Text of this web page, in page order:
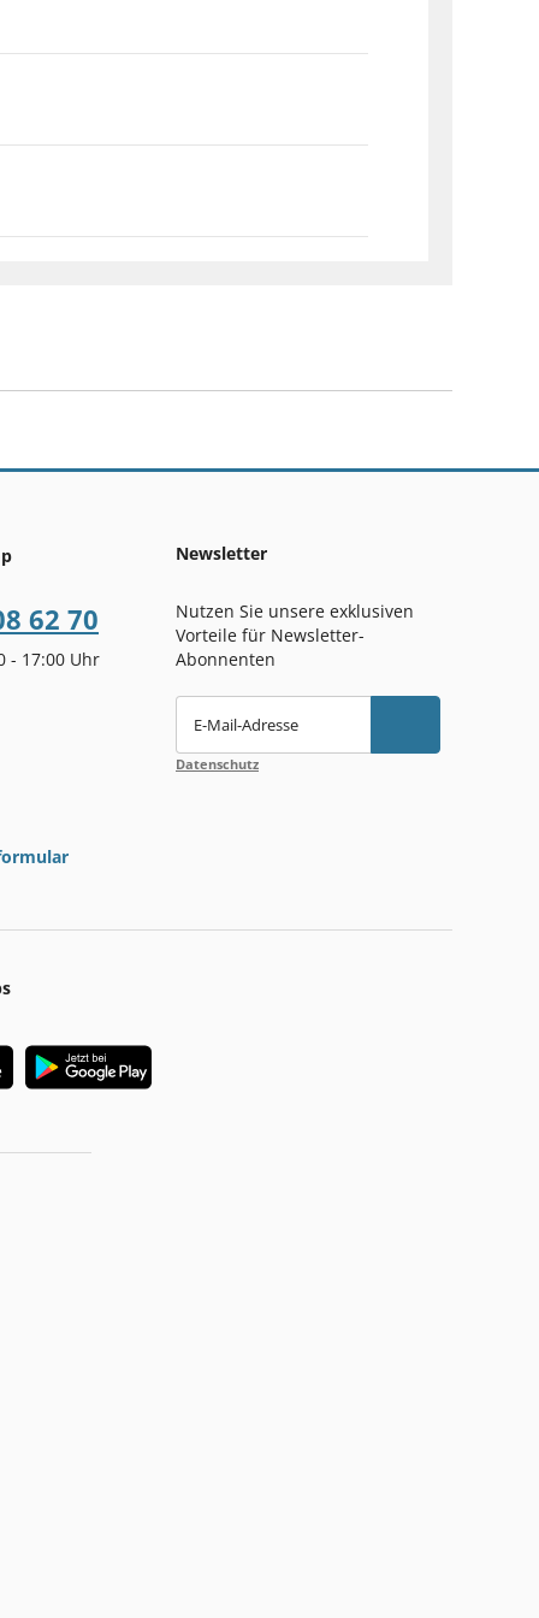
62 70
- 17:00 Uhr
Newsletter
Nutzen Sie unsere exklusiven
Vorteile für Newsletter-
Abonnenten
E-Mail-Adresse
Datenschutz